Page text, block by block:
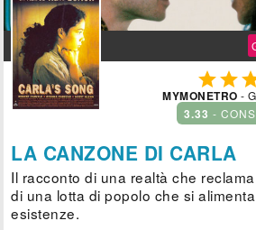

MYMONETRO -
3.33 -
LA CANZONE DI CARLA
Il racconto di una realtà che
di una lotta di popolo che si
esistenze.